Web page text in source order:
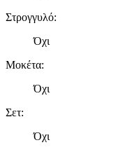
Στρογγυλό:
Όχι
Μοκέτα:
Όχι
Σετ:
Όχι